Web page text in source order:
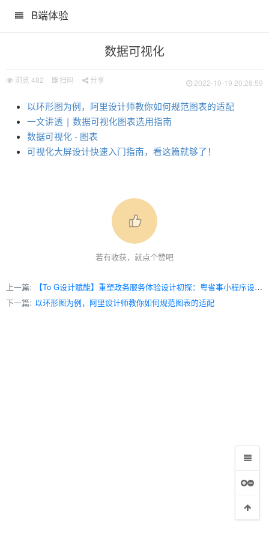
B端体验
数据可视化
浏览 482 扫码 分享 2022-10-19 20:28:59
以环形图为例，阿里设计师教你如何规范图表的适配
一文讲透 | 数据可视化图表选用指南
数据可视化 - 图表
可视化大屏设计快速入门指南，看这篇就够了！
若有收获，就点个赞吧
上一篇:
【To G设计赋能】重塑政务服务体验设计初探：粤省事小程序设计总结
下一篇: 以环形图为例，阿里设计师教你如何规范图表的适配
尼篇